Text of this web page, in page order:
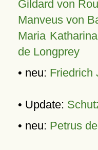
Gildard von
Manveus von
Maria
de Longprey
• neu: Friedrich
• Update:
• neu: Petrus